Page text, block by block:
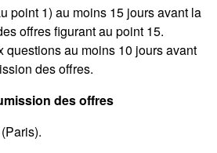
point 1) au moins 15 jours avant la
offres figurant au point 15.
questions au moins 10 jours avant
des offres.
des offres